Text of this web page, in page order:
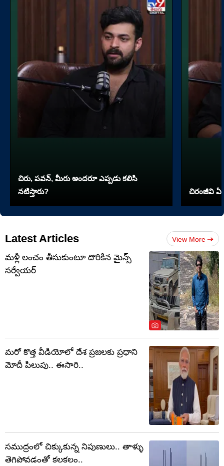
చిరు, పవన్, మీరు అందరూ ఎప్పడు కలిసి
నటిస్తారు?
చిరంజీవి ఏ
Latest Articles View More
మళ్లీ లంచం తీసుకుంటూ దొరికిన మైన్స్
సర్వేయర్
మరో కొత్త వీడియోలో దేశ ప్రజలకు ప్రధాని
మోదీ పిలుపు.. ఈసారి..
సముద్రంలో చిక్కుకున్న నిపుణులు.. తాళ్ళు
తెగిపోవడంతో కలకలం..